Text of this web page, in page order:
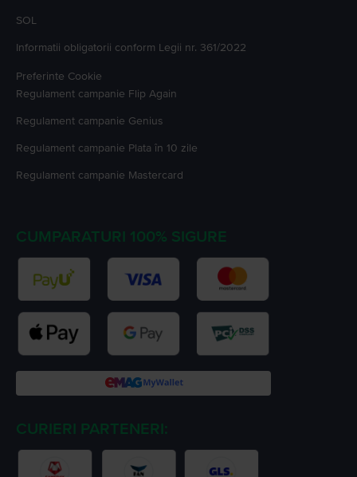
SOL
Informatii obligatorii conform Legii nr. 361/2022
Preferinte Cookie
Regulament campanie Flip Again
Regulament campanie Genius
Regulament campanie Plata în 10 zile
Regulament campanie Mastercard
CUMPARATURI 100% SIGURE
CURIERI PARTENERI: